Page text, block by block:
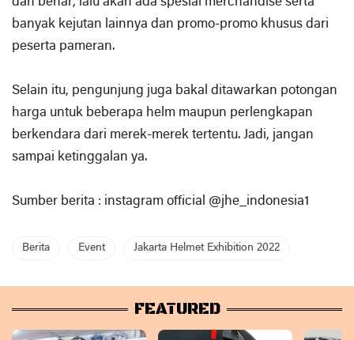
banyak kejutan lainnya dan promo-promo khusus dari
peserta pameran.
Selain itu, pengunjung juga bakal ditawarkan potongan
harga untuk beberapa helm maupun perlengkapan
berkendara dari merek-merek tertentu. Jadi, jangan
sampai ketinggalan ya.
Sumber berita : instagram official @jhe_indonesia1
Berita Event Jakarta Helmet Exhibition 2022
FEATURED